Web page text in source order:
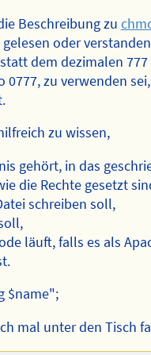
Beschreibung zu
oder
dem dezimalen 777
0777, zu verwenden
zu wissen,
gehört, in das
die Rechte gesetzt
schreiben soll,
läuft, falls es als
$name";
mal unter den Tisch